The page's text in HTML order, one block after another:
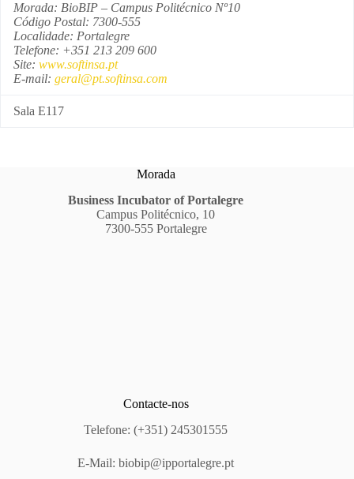
Morada: BioBIP – Campus Politécnico Nº10
Código Postal: 7300-555
Localidade: Portalegre
Telefone: +351 213 209 600
Site: www.softinsa.pt
E-mail: geral@pt.softinsa.com
Sala E117
Morada
Business Incubator of Portalegre
Campus Politécnico, 10
7300-555 Portalegre
Contacte-nos
Telefone: (+351) 245301555
E-Mail:biobip@ipportalegre.pt